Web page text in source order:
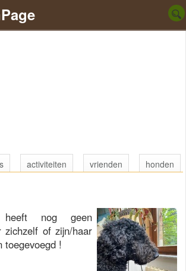
activiteiten vrienden honden
nog geen
zichzelf of zijn/haar
toegevoegd !